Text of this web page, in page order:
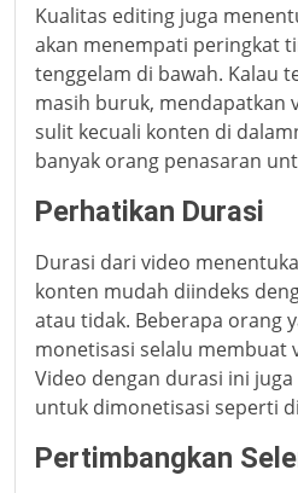
Kualitas editing juga
akan menempati peringkat
tenggelam di bawah. Kalau
masih buruk, mendapatkan
sulit kecuali konten di
banyak orang penasaran
Perhatikan Durasi
Durasi dari video
konten mudah diindeks
atau tidak. Beberapa orang
monetisasi selalu membuat
Video dengan durasi ini
untuk dimonetisasi seperti
Pertimbangkan